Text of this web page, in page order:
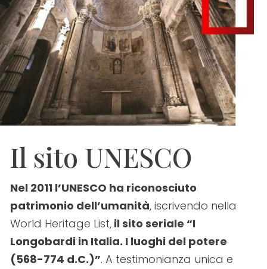
Il sito UNESCO
Nel 2011 l’UNESCO ha riconosciuto
patrimonio dell’umanità, iscrivendo nella
World Heritage List, il sito seriale “I
Longobardi in Italia. I luoghi del potere
(568-774 d.C.)”. A testimonianza unica e